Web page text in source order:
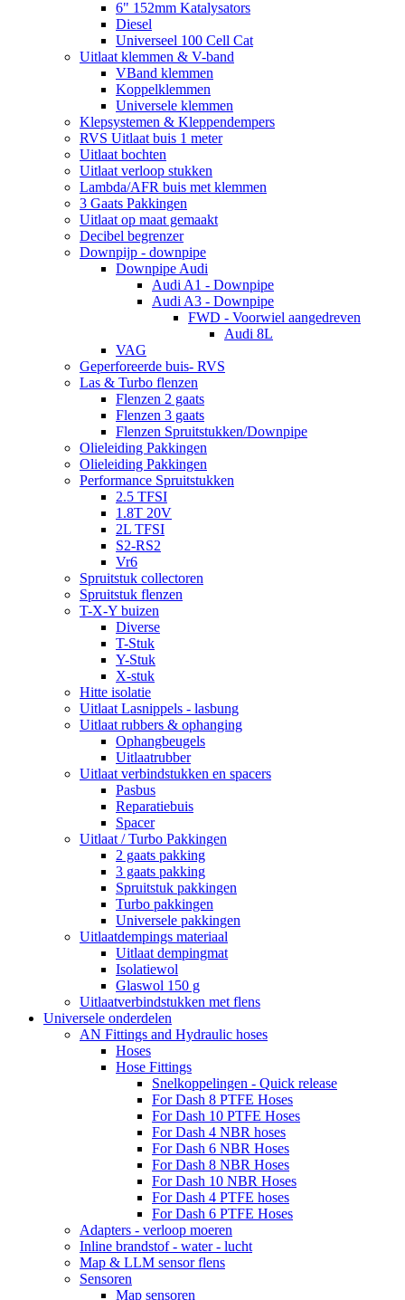
6" 152mm Katalysators
Diesel
Universeel 100 Cell Cat
Uitlaat klemmen & V-band
VBand klemmen
Koppelklemmen
Universele klemmen
Klepsystemen & Kleppendempers
RVS Uitlaat buis 1 meter
Uitlaat bochten
Uitlaat verloop stukken
Lambda/AFR buis met klemmen
3 Gaats Pakkingen
Uitlaat op maat gemaakt
Decibel begrenzer
Downpijp - downpipe
Downpipe Audi
Audi A1 - Downpipe
Audi A3 - Downpipe
FWD - Voorwiel aangedreven
Audi 8L
VAG
Geperforeerde buis- RVS
Las & Turbo flenzen
Flenzen 2 gaats
Flenzen 3 gaats
Flenzen Spruitstukken/Downpipe
Olieleiding Pakkingen
Olieleiding Pakkingen
Performance Spruitstukken
2.5 TFSI
1.8T 20V
2L TFSI
S2-RS2
Vr6
Spruitstuk collectoren
Spruitstuk flenzen
T-X-Y buizen
Diverse
T-Stuk
Y-Stuk
X-stuk
Hitte isolatie
Uitlaat Lasnippels - lasbung
Uitlaat rubbers & ophanging
Ophangbeugels
Uitlaatrubber
Uitlaat verbindstukken en spacers
Pasbus
Reparatiebuis
Spacer
Uitlaat / Turbo Pakkingen
2 gaats pakking
3 gaats pakking
Spruitstuk pakkingen
Turbo pakkingen
Universele pakkingen
Uitlaatdempings materiaal
Uitlaat dempingmat
Isolatiewol
Glaswol 150 g
Uitlaatverbindstukken met flens
Universele onderdelen
AN Fittings and Hydraulic hoses
Hoses
Hose Fittings
Snelkoppelingen - Quick release
For Dash 8 PTFE Hoses
For Dash 10 PTFE Hoses
For Dash 4 NBR hoses
For Dash 6 NBR Hoses
For Dash 8 NBR Hoses
For Dash 10 NBR Hoses
For Dash 4 PTFE hoses
For Dash 6 PTFE Hoses
Adapters - verloop moeren
Inline brandstof - water - lucht
Map & LLM sensor flens
Sensoren
Map sensoren